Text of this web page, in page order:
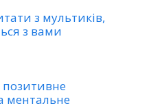
з мультиків,
з вами
ментальне